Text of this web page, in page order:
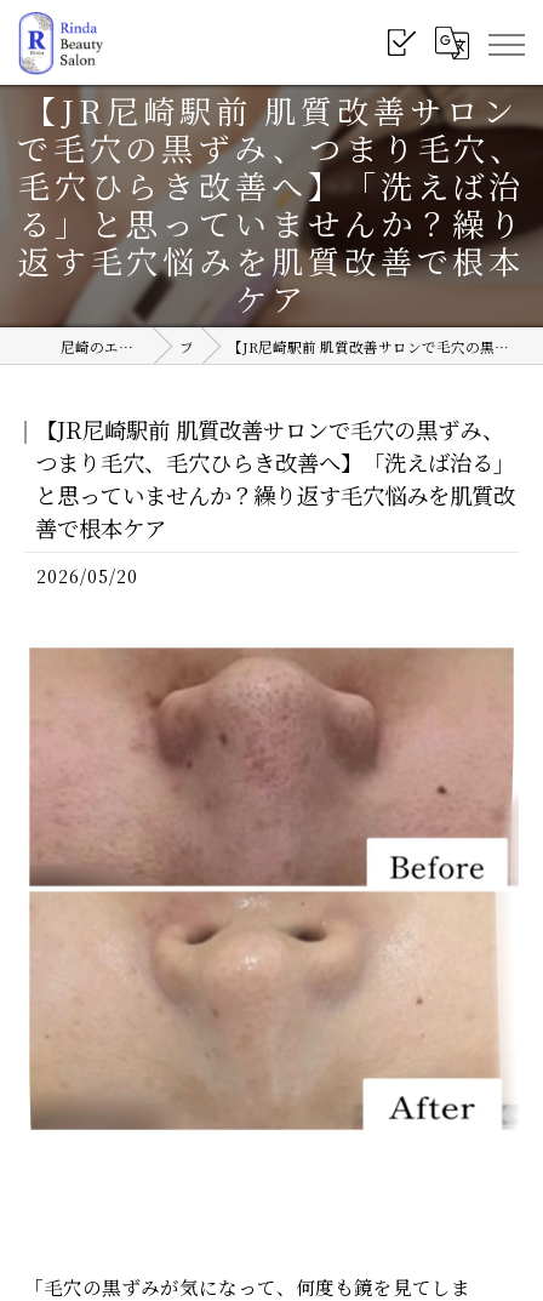
【JR尼崎駅前 肌質改善サロン
で毛穴の黒ずみ、つまり毛穴、
毛穴ひらき改善へ】「洗えば治
る」と思っていませんか？繰り
返す毛穴悩みを肌質改善で根本
ケア
尼崎のエステサロンならRinda Beauty Salon ブログ 【JR尼崎駅前 肌質改善サロンで毛穴の黒ずみ、つまり毛穴、毛穴ひらき改善へ】「洗えば治る」と思っていませんか？繰り返す毛穴悩みを肌質改善で根本ケア
【JR尼崎駅前 肌質改善サロンで毛穴の黒ずみ、
つまり毛穴、毛穴ひらき改善へ】「洗えば治る」
と思っていませんか？繰り返す毛穴悩みを肌質改
善で根本ケア
2026/05/20
「毛穴の黒ずみが気になって、何度も鏡を見てしま